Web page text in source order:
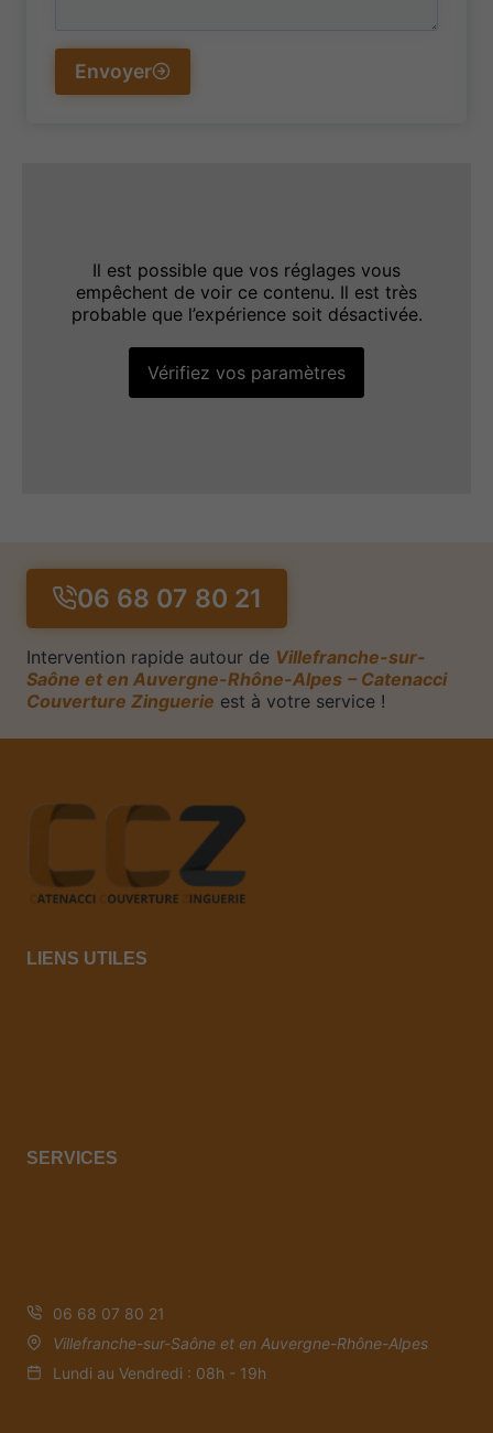
Envoyer
Il est possible que vos réglages vous
empêchent de voir ce contenu. Il est très
probable que l’expérience soit désactivée.
Vérifiez vos paramètres
06 68 07 80 21
Intervention rapide autour de Villefranche-sur-
Saône et en Auvergne-Rhône-Alpes – Catenacci
Couverture Zinguerie est à votre service !
LIENS UTILES
SERVICES
06 68 07 80 21
Villefranche-sur-Saône et en Auvergne-Rhône-Alpes
Lundi au Vendredi : 08h - 19h